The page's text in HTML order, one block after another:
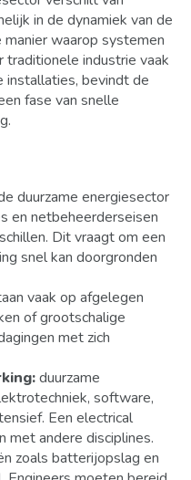
in de dynamiek van de
waarop systemen
traditionele industrie vaak
bevindt de
fase van snelle
duurzame energiesector
en netbeheerderseisen
Dit vraagt om een
snel kan doorgronden
vaak op afgelegen
of grootschalige
met zich
duurzame
software,
Een electrical
met andere disciplines.
zoals batterijopslag en